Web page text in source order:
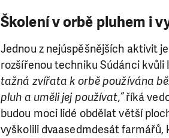
Školení v orbě pluhem i
Jednou z nejúspěšnějších aktivit
rozšířenou techniku Súdánci
tažná zvířata k orbě používána
pluh a uměli jej používat,“říká
budou moci lidé obdělat větší
vyškolili dvaasedmdesát
LÍBÍ SE VÁM,
Abychom mohli pomáhat
rozhodnete pomoci jedním
dary nám